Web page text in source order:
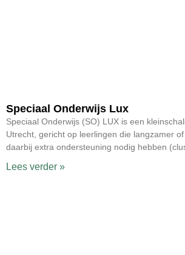
Speciaal Onderwijs Lux
Speciaal Onderwijs (SO) LUX is een
Utrecht, gericht op leerlingen die langzamer
daarbij extra ondersteuning nodig hebben
Lees verder »